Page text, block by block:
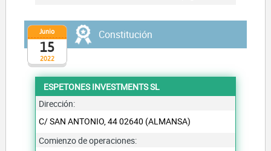
2022
Junio
15
Constitución
ESPETONES INVESTMENTS SL
Dirección:
C/ SAN ANTONIO, 44 02640 (ALMANSA)
Comienzo de operaciones: